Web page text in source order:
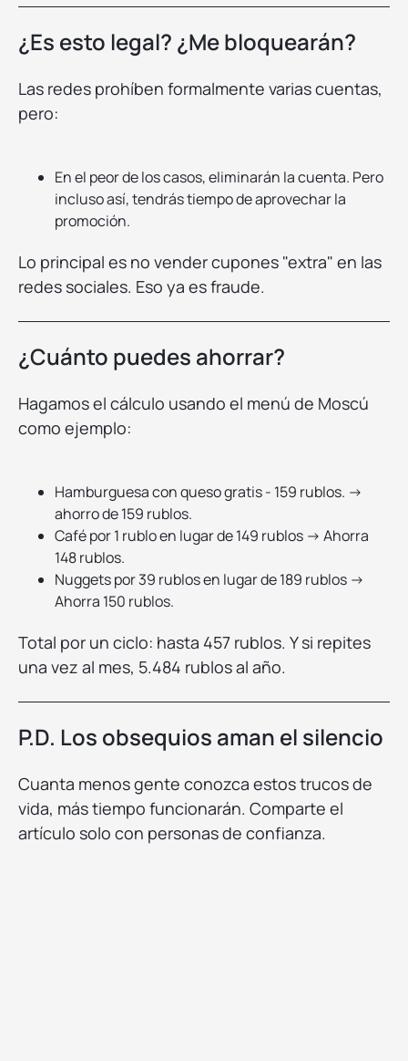
¿Es esto legal? ¿Me bloquearán?
Las redes prohíben formalmente varias cuentas,
pero:
En el peor de los casos, eliminarán la cuenta. Pero
incluso así, tendrás tiempo de aprovechar la
promoción.
Lo principal es no vender cupones "extra" en las
redes sociales. Eso ya es fraude.
¿Cuánto puedes ahorrar?
Hagamos el cálculo usando el menú de Moscú
como ejemplo:
Hamburguesa con queso gratis - 159 rublos. →
ahorro de 159 rublos.
Café por 1 rublo en lugar de 149 rublos → Ahorra
148 rublos.
Nuggets por 39 rublos en lugar de 189 rublos →
Ahorra 150 rublos.
Total por un ciclo: hasta 457 rublos. Y si repites
una vez al mes, 5.484 rublos al año.
P.D. Los obsequios aman el silencio
Cuanta menos gente conozca estos trucos de
vida, más tiempo funcionarán. Comparte el
artículo solo con personas de confianza.